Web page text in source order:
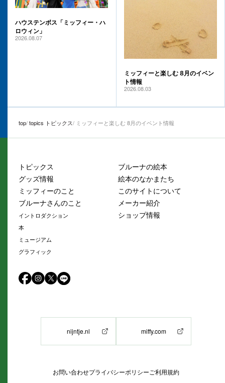
ハウステンボス「ミッフィー・ハ
ロウィン」
2026.08.07
ミッフィーと楽しむ 8月のイベン
ト情報
2026.08.03
top topics トピックス ミッフィーと楽しむ 8月のイベント情報
トピックス
グッズ情報
ミッフィーのこと
ブルーナさんのこと
イントロダクション
本
ミュージアム
グラフィック
ブルーナの絵本
絵本のなかまたち
このサイトについて
メーカー紹介
ショップ情報
nijntje.nl miffy.com
お問い合わせプライバシーポリシー ご利用規約